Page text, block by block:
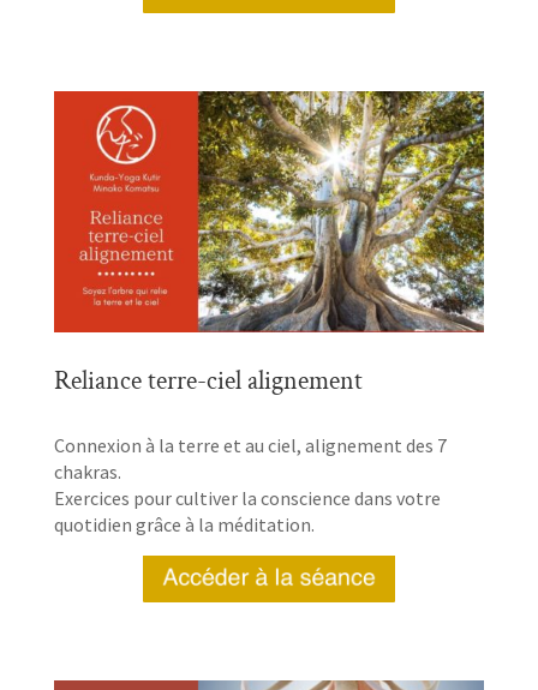
Reliance terre-ciel alignement
Connexion à la terre et au ciel, alignement des 7
chakras.
Exercices pour cultiver la conscience dans votre
quotidien grâce à la méditation.